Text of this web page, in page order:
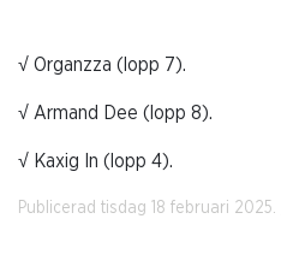
√ Organzza (lopp 7).
√ Armand Dee (lopp 8).
√ Kaxig In (lopp 4).
Publicerad tisdag 18 februari 2025.